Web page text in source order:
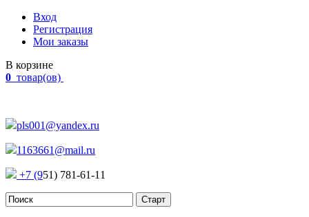
Вход
Регистрация
Мои заказы
В корзине
0 товар(ов)
pls001@yandex.ru
1163661@mail.ru
+7 (951) 781-61-11